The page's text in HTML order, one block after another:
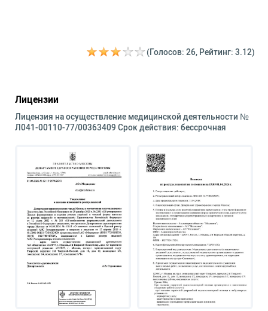
(Голосов: 26, Рейтинг: 3.12)
Лицензии
Лицензия на осуществление медицинской деятельности №
Л041-00110-77/00363409 Срок действия: бессрочная